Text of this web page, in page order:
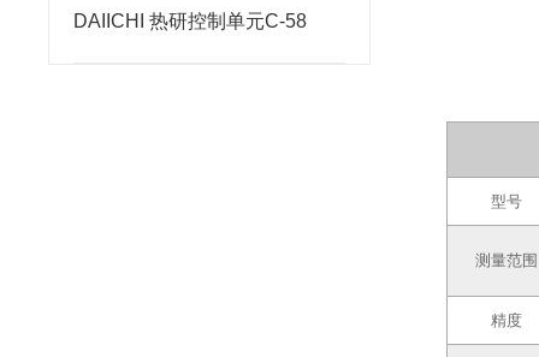
DAIICHI 热研控制单元C-58
型号
测量范围
精度